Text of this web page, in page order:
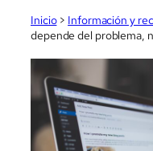
Inicio> Información y
depende del problema,